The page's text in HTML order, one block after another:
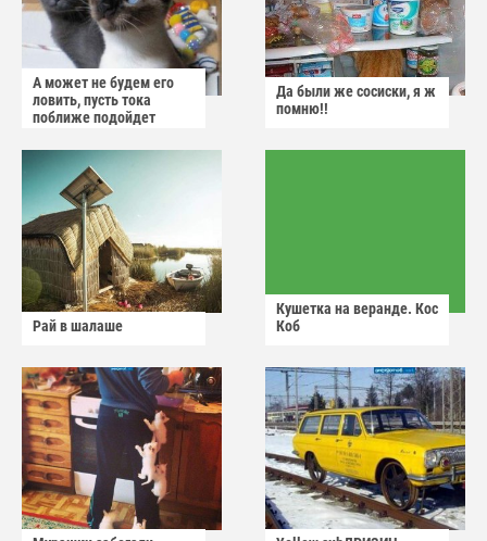
А может не будем его
ловить, пусть тока
поближе подойдет
Да были же сосиски, я ж
помню!!
Рай в шалаше
Кушетка на веранде. Кос
Коб